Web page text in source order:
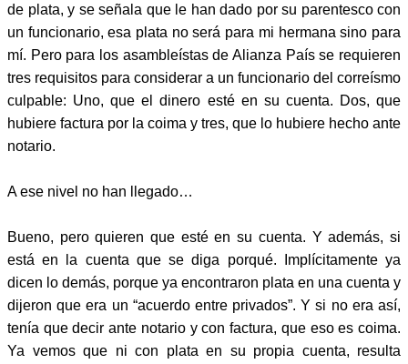
de plata, y se señala que le han dado por su parentesco con
un funcionario, esa plata no será para mi hermana sino para
mí. Pero para los asambleístas de Alianza País se requieren
tres requisitos para considerar a un funcionario del correísmo
culpable: Uno, que el dinero esté en su cuenta. Dos, que
hubiere factura por la coima y tres, que lo hubiere hecho ante
notario.
A ese nivel no han llegado…
Bueno, pero quieren que esté en su cuenta. Y además, si
está en la cuenta que se diga porqué. Implícitamente ya
dicen lo demás, porque ya encontraron plata en una cuenta y
dijeron que era un “acuerdo entre privados”. Y si no era así,
tenía que decir ante notario y con factura, que eso es coima.
Ya vemos que ni con plata en su propia cuenta, resulta